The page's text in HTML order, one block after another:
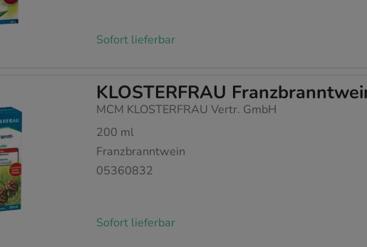
Sofort lieferbar
KLOSTERFRAU
MCM KLOSTERFRAU Vertr. GmbH
200 ml
Franzbranntwein
05360832
Sofort lieferbar